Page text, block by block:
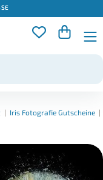
| Iris Fotografie Gutscheine |